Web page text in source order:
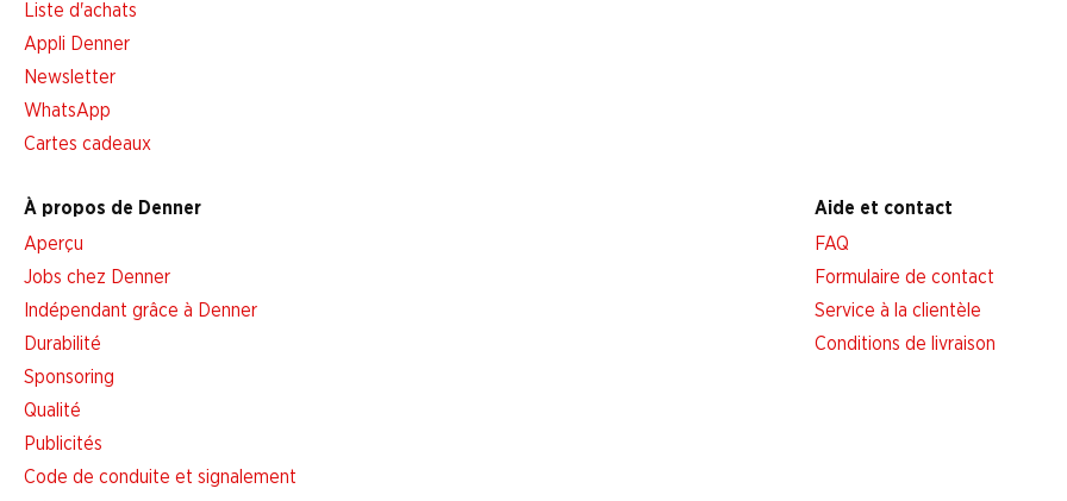
Liste d'achats
Appli Denner
Newsletter
WhatsApp
Cartes cadeaux
À propos de Denner
Aperçu
Jobs chez Denner
Indépendant grâce à Denner
Durabilité
Sponsoring
Qualité
Publicités
Code de conduite et signalement
Aide et contact
FAQ
Formulaire de contact
Service à la clientèle
Conditions de livraison